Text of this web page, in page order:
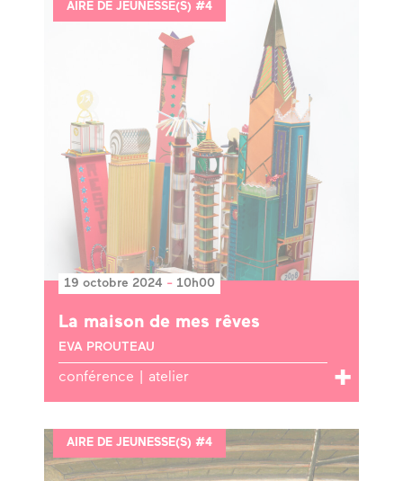
AIRE DE JEUNESSE(S) #4
19 octobre 2024 - 10h00
La maison de mes rêves
EVA PROUTEAU
conférence | atelier
AIRE DE JEUNESSE(S) #4